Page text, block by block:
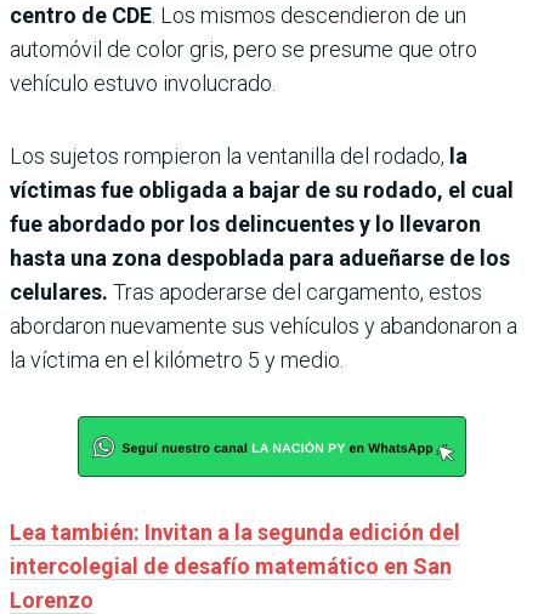
centro de CDE . Los mismos descendieron de un
automóvil de color gris, pero se presume que otro
vehículo estuvo involucrado.
Los sujetos rompieron la ventanilla del rodado, la
víctimas fue obligada a bajar de su rodado, el cual
fue abordado por los delincuentes y lo llevaron
hasta una zona despoblada para adueñarse de los
celulares. Tras apoderarse del cargamento, estos
abordaron nuevamente sus vehículos y abandonaron a
la víctima en el kilómetro 5 y medio.
Lea también: Invitan a la segunda edición del
intercolegial de desafío matemático en San
Lorenzo